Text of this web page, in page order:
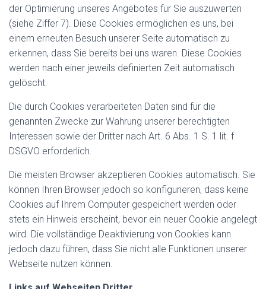
der Optimierung unseres Angebotes für Sie auszuwerten
(siehe Ziffer 7). Diese Cookies ermöglichen es uns, bei
einem erneuten Besuch unserer Seite automatisch zu
erkennen, dass Sie bereits bei uns waren. Diese Cookies
werden nach einer jeweils definierten Zeit automatisch
gelöscht.
Die durch Cookies verarbeiteten Daten sind für die
genannten Zwecke zur Wahrung unserer berechtigten
Interessen sowie der Dritter nach Art. 6 Abs. 1 S. 1 lit. f
DSGVO erforderlich.
Die meisten Browser akzeptieren Cookies automatisch. Sie
können Ihren Browser jedoch so konfigurieren, dass keine
Cookies auf Ihrem Computer gespeichert werden oder
stets ein Hinweis erscheint, bevor ein neuer Cookie angelegt
wird. Die vollständige Deaktivierung von Cookies kann
jedoch dazu führen, dass Sie nicht alle Funktionen unserer
Webseite nutzen können.